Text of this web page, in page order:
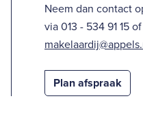
Neem dan contact
via 013 - 534 91 15
Plan afspraak